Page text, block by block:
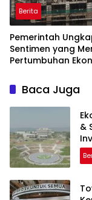
Berita
Pemerintah
Sentimen yang
Pertumbuhan
Baca Juga
&